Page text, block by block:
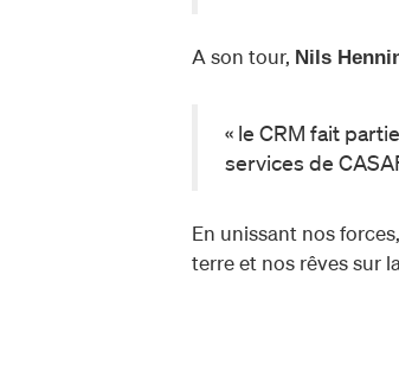
A son tour, Nils
« le CRM fait
services de
En unissant nos
terre et nos rêves sur